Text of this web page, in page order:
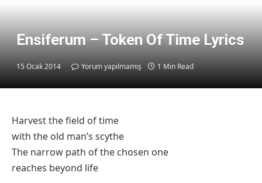
Ensiferum – Token Of Time Lyrics
15 Ocak 2014 Yorum yapılmamış 1 Min Read
Harvest the field of time
with the old man’s scythe
The narrow path of the chosen one
reaches beyond life